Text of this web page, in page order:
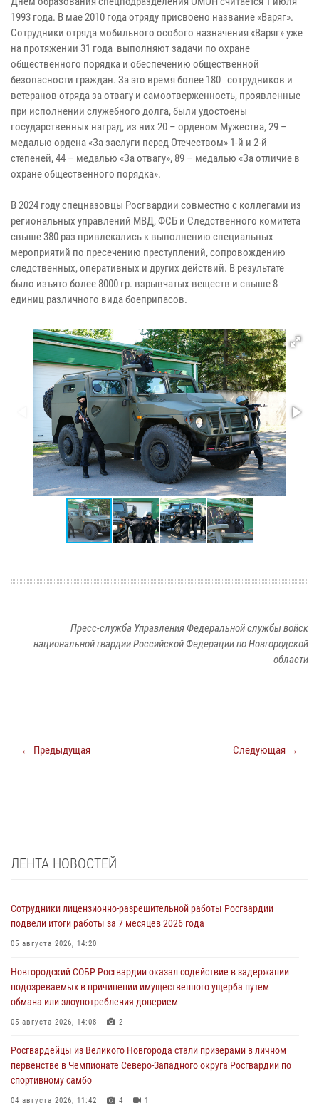
1993 года. В мае 2010 года отряду присвоено название «Варяг».
Сотрудники отряда мобильного особого назначения «Варяг» уже
на протяжении 31 года выполняют задачи по охране
общественного порядка и обеспечению общественной
безопасности граждан. За это время более 180 сотрудников и
ветеранов отряда за отвагу и самоотверженность, проявленные
при исполнении служебного долга, были удостоены
государственных наград, из них 20 – орденом Мужества, 29 –
медалью ордена «За заслуги перед Отечеством» 1-й и 2-й
степеней, 44 – медалью «За отвагу», 89 – медалью «За отличие в
охране общественного порядка».
В 2024 году спецназовцы Росгвардии совместно с коллегами из
региональных управлений МВД, ФСБ и Следственного комитета
свыше 380 раз привлекались к выполнению специальных
мероприятий по пресечению преступлений, сопровождению
следственных, оперативных и других действий. В результате
было изъято более 8000 гр. взрывчатых веществ и свыше 8
единиц различного вида боеприпасов.
Пресс-служба Управления Федеральной службы войск
национальной гвардии Российской Федерации по Новгородской
области
← Предыдущая Следующая →
ЛЕНТА НОВОСТЕЙ
Сотрудники лицензионно-разрешительной работы Росгвардии
подвели итоги работы за 7 месяцев 2026 года
05 августа 2026, 14:20
Новгородский СОБР Росгвардии оказал содействие в задержании
подозреваемых в причинении имущественного ущерба путем
обмана или злоупотребления доверием
05 августа 2026, 14:08 2
Росгвардейцы из Великого Новгорода стали призерами в личном
первенстве в Чемпионате Северо-Западного округа Росгвардии по
спортивному самбо
04 августа 2026, 11:42 4 1